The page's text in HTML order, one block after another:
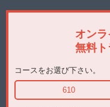
オン
無料
コースをお選び下さい。
610